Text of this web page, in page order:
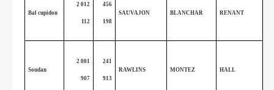
Bal cupidon
2 012
112
456
198
SAUVAJON BLANCHAR RENANT
Soudan
2 001
907
241
913
RAWLINS MONTEZ HALL